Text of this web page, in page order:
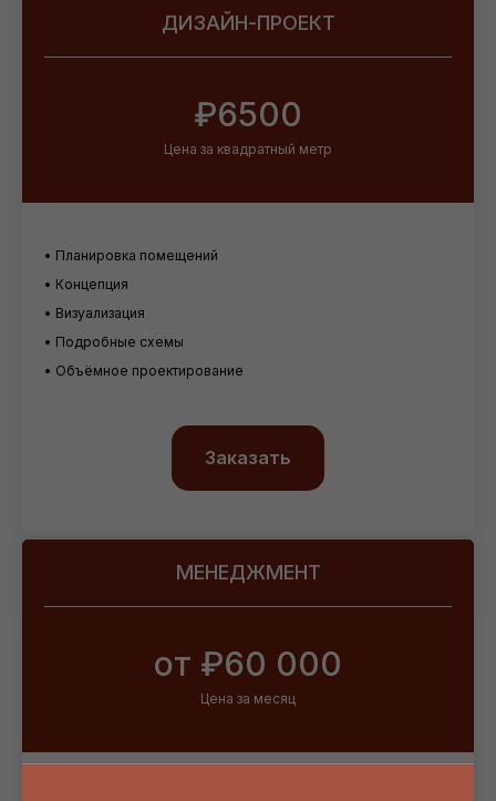
ДИЗАЙН-ПРОЕКТ
₽6500
Цена за квадратный метр
• Планировка помещений
• Концепция
• Визуализация
• Подробные схемы
• Объёмное проектирование
Заказать
МЕНЕДЖМЕНТ
от ₽60 000
Цена за месяц